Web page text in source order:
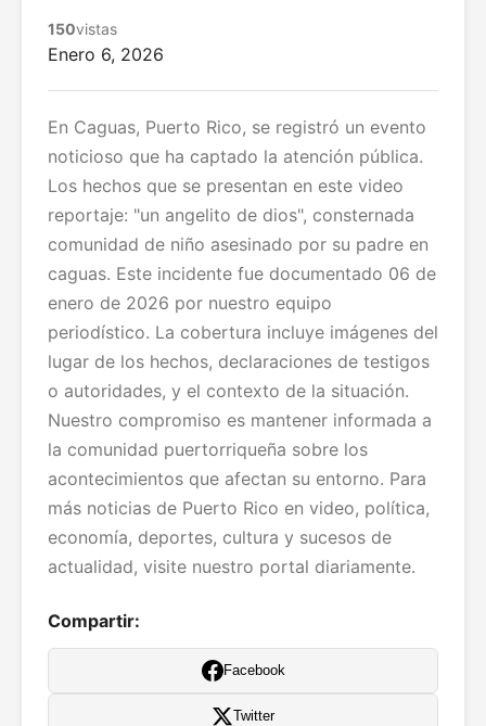
150vistas
Enero 6, 2026
En Caguas, Puerto Rico, se registró un evento
noticioso que ha captado la atención pública.
Los hechos que se presentan en este video
reportaje: "un angelito de dios", consternada
comunidad de niño asesinado por su padre en
caguas. Este incidente fue documentado 06 de
enero de 2026 por nuestro equipo
periodístico. La cobertura incluye imágenes del
lugar de los hechos, declaraciones de testigos
o autoridades, y el contexto de la situación.
Nuestro compromiso es mantener informada a
la comunidad puertorriqueña sobre los
acontecimientos que afectan su entorno. Para
más noticias de Puerto Rico en video, política,
economía, deportes, cultura y sucesos de
actualidad, visite nuestro portal diariamente.
Compartir:
Facebook
Twitter